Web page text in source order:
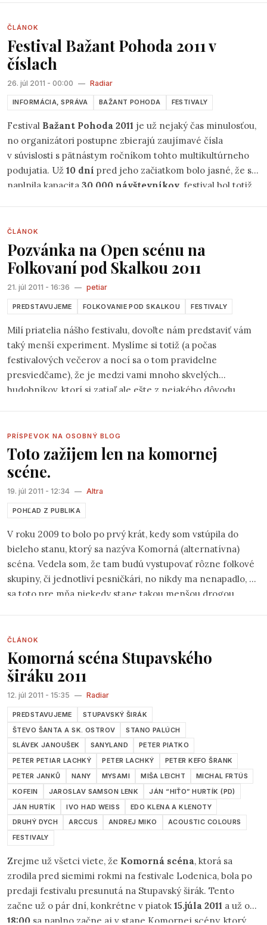
dozvedela z plagátov pred Stupavským obchodíkom.
Plagát dával na známosť, že sa predstavia Ivan Terry
Zeman & Harvestri, zábavná country skupina OuKeY,
ARIZONA, we want jam, ELIAH country tanečnice, NEW
FAIRWAY, paronymia, KANKÁN, yellow cablo band, ohňová
show.
ČLÁNOK
Festival Bažant Pohoda 2011 v
číslach
26. júl 2011 - 00:00 — Radiar
INFORMÁCIA, SPRÁVA BAŽANT POHODA FESTIVALY
Festival Bažant Pohoda 2011 je už nejaký čas minulosťou,
no organizátori postupne zbierajú zaujímavé čísla
v súvislosti s pätnástym ročníkom tohto multikultúrneho
podujatia. Už 10 dní pred jeho začiatkom bolo jasné, že sa
naplnila kapacita 30 000 návštevníkov , festival bol totiž
festival vstup zdarma. Deti v tomto veku sa však musia
registrovať pri vstupe do festivalového areálu, kde dostali
špeciálnu pásku s telefónnym kontaktom na jeho rodiča
alebo zákonného zástupcu, ktorého tak mohli organizátori
v prípade potreby kontaktovať.
ČLÁNOK
Pozvánka na Open scénu na
Folkovaní pod Skalkou 2011
21. júl 2011 - 16:36 — petiar
PREDSTAVUJEME FOLKOVANIE POD SKALKOU FESTIVALY
Milí priatelia nášho festivalu, dovoľte nám predstaviť vám
taký menší experiment. Myslíme si totiž (a počas
festivalových večerov a nocí sa o tom pravidelne
presviedčame), že je medzi vami mnoho skvelých
hudobníkov, ktorí si zatiaľ ale ešte z nejakého dôvodu
Zahoďte ostych a trému, neistote pošlite rozlúčkový telegram!
Staňte sa hviezdou Open scény Folkovania pod Skalkou!
PRÍSPEVOK NA OSOBNÝ BLOG
Toto zažijem len na komornej
scéne.
19. júl 2011 - 12:34 — Altra
POHĽAD Z PUBLIKA
V roku 2009 to bolo po prvý krát, kedy som vstúpila do
bieleho stanu, ktorý sa nazýva Komorná (alternatívna)
scéna. Vedela som, že tam budú vystupovať rôzne folkové
skupiny, či jednotliví pesničkári, no nikdy ma nenapadlo, že
sa toto pre mňa niekedy stane takou menšou drogou.
ČLÁNOK
Komorná scéna Stupavského
širáku 2011
12. júl 2011 - 15:35 — Radiar
PREDSTAVUJEME
STUPAVSKÝ ŠIRÁK
ŠTEVO ŠANTA A SK. OSTROV
STANO PALÚCH
SLÁVEK JANOUŠEK
SANYLAND
PETER PIATKO
PETER PETIAR LACHKÝ
PETER LACHKÝ
PETER KEFO ŠRANK
PETER JANKŮ
NANY MYSAMI MIŠA LEICHT
MICHAL FRTÚS
KOFEIN
JAROSLAV SAMSON LENK
JÁN “HIŤO” HURTÍK (PD)
JÁN HURTÍK
IVO HAD WEISS
EDO KLENA A KLENOTY
DRUHÝ DYCH
ARCCUS ANDREJ MIKO
ACOUSTIC COLOURS
FESTIVALY
Zrejme už všetci viete, že Komorná scéna, ktorá sa
zrodila pred siemimi rokmi na festivale Lodenica, bola po
predaji festivalu presunutá na Stupavský širák. Tento
začne už o pár dní, konkrétne v piatok 15.júla 2011 a už od
18:00 sa naplno začne aj v stane Komornej scény, ktorý